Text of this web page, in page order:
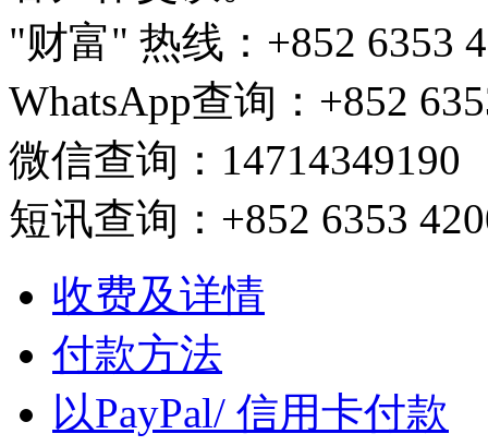
"财富" 热线：+852 6353
WhatsApp查询：+852
微信查询：14714349190
短讯查询：+852 6353
收费及详情
付款方法
以PayPal/ 信用卡付款